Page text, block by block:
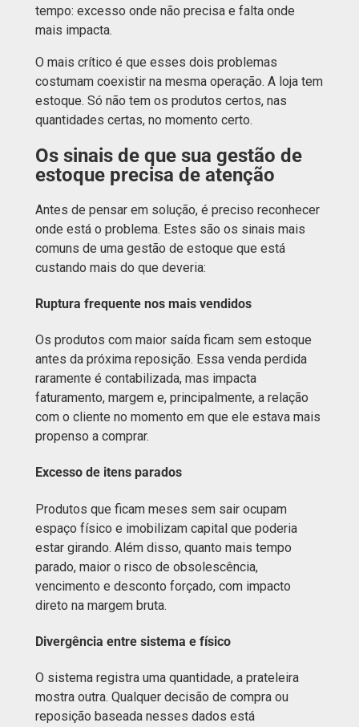
tempo: excesso onde não precisa e falta onde
mais impacta.
O mais crítico é que esses dois problemas
costumam coexistir na mesma operação. A loja tem
estoque. Só não tem os produtos certos, nas
quantidades certas, no momento certo.
Os sinais de que sua gestão de
estoque precisa de atenção
Antes de pensar em solução, é preciso reconhecer
onde está o problema. Estes são os sinais mais
comuns de uma gestão de estoque que está
custando mais do que deveria:
Ruptura frequente nos mais vendidos
Os produtos com maior saída ficam sem estoque
antes da próxima reposição. Essa venda perdida
raramente é contabilizada, mas impacta
faturamento, margem e, principalmente, a relação
com o cliente no momento em que ele estava mais
propenso a comprar.
Excesso de itens parados
Produtos que ficam meses sem sair ocupam
espaço físico e imobilizam capital que poderia
estar girando. Além disso, quanto mais tempo
parado, maior o risco de obsolescência,
vencimento e desconto forçado, com impacto
direto na margem bruta.
Divergência entre sistema e físico
O sistema registra uma quantidade, a prateleira
mostra outra. Qualquer decisão de compra ou
reposição baseada nesses dados está